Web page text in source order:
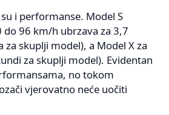
i performanse. Model S
do 96 km/h ubrzava za 3,7
za skuplji model), a Model X za
za skuplji model). Evidentan
no tokom
vjerovatno neće uočiti